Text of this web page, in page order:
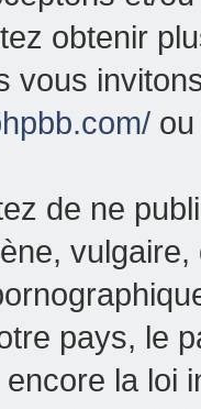
obtenir
vous
de ne
pays, le
la loi